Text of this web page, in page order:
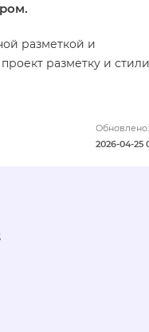
разметкой и
разметку и
Обновлено:
2026-04-25